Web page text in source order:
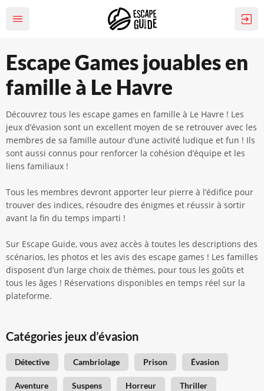
Escape Games jouables en
famille à Le Havre
Découvrez tous les escape games en famille à Le Havre ! Les
jeux d’évasion sont un excellent moyen de se retrouver avec les
membres de sa famille autour d’une activité ludique et fun ! Ils
sont aussi connus pour renforcer la cohésion d’équipe et les
liens familiaux !
Tous les membres devront apporter leur pierre à l’édifice pour
trouver des indices, résoudre des énigmes et réussir à sortir
avant la fin du temps imparti !
Sur Escape Guide, vous avez accès à toutes les descriptions des
scénarios, les photos et les avis des escape games ! Les familles
disposent d’un large choix de thèmes, pour tous les goûts et
tous les âges ! Réservations disponibles en temps réel sur la
plateforme.
Catégories jeux d’évasion
Détective Cambriolage Prison Évasion
Aventure Suspens Horreur Thriller